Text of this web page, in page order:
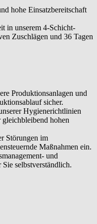
und Anlagenführer
hohe Einsatzbereitschaft
in unserem 4-Schicht-
Zuschlägen und 36 Tagen
Produktionsanlagen und
sicher.
Hygienerichtlinien
hohen
Störungen im
Maßnahmen ein.
und
selbstverständlich.